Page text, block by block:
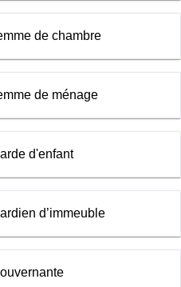
de chambre
de ménage
d'enfant
d’immeuble